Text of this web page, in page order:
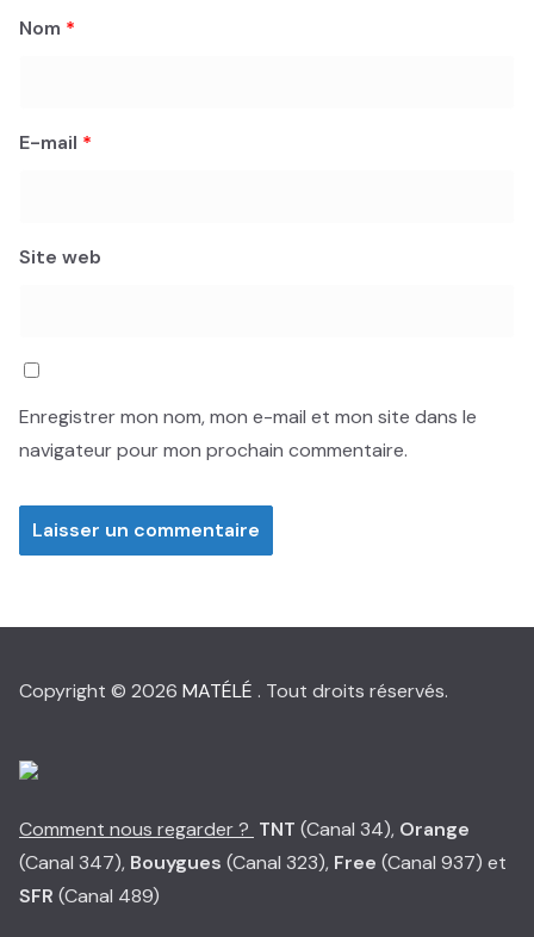
Nom *
E-mail *
Site web
Enregistrer mon nom, mon e-mail et mon site dans le
navigateur pour mon prochain commentaire.
Copyright © 2026 MATÉLÉ . Tout droits réservés.
Comment nous regarder ? TNT (Canal 34), Orange
(Canal 347), Bouygues (Canal 323), Free (Canal 937) et
SFR (Canal 489)